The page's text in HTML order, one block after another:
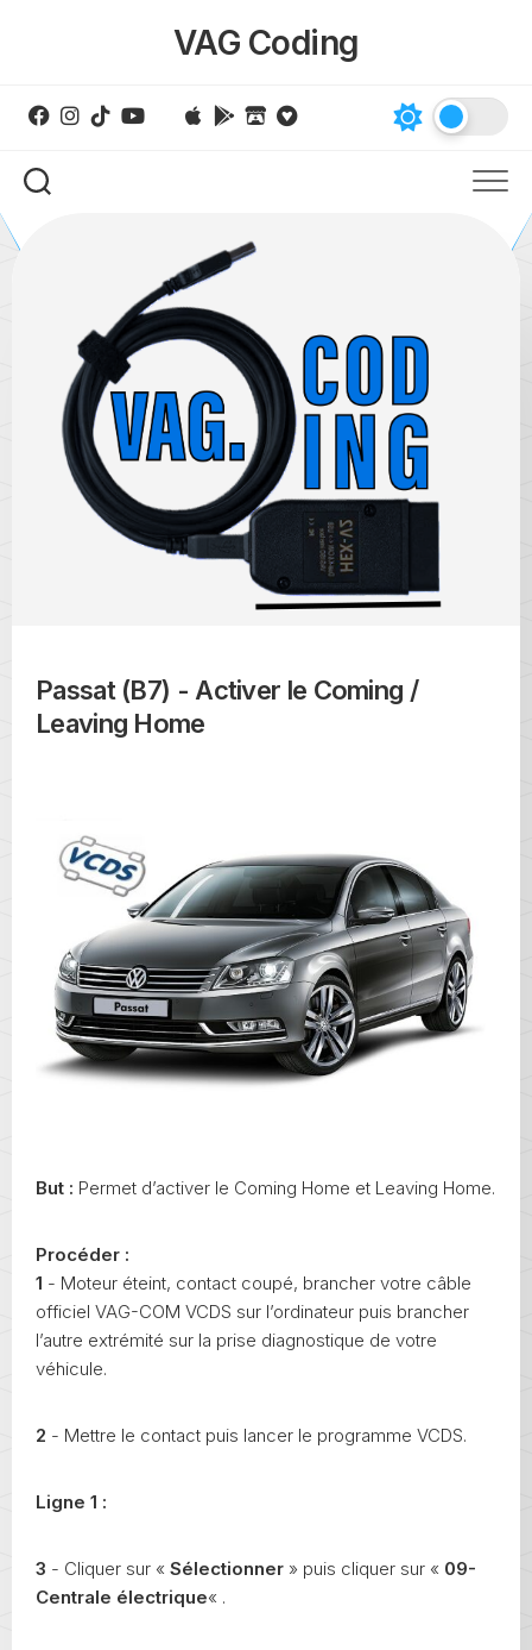
VAG Coding
Passat (B7) - Activer le Coming /
Leaving Home
But : Permet d’activer le Coming Home et Leaving Home.
Procéder :
1 - Moteur éteint, contact coupé, brancher votre câble
officiel VAG-COM VCDS sur l’ordinateur puis brancher
l’autre extrémité sur la prise diagnostique de votre
véhicule.
2 - Mettre le contact puis lancer le programme VCDS.
Ligne 1 :
3 - Cliquer sur « Sélectionner » puis cliquer sur « 09-
Centrale électrique« .